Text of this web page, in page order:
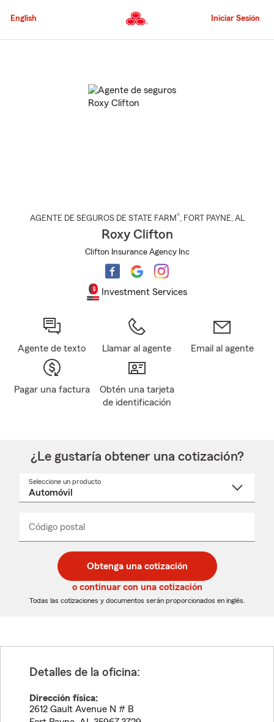
al
principal
English Iniciar Sesión
AGENTE DE SEGUROS DE STATE FARM®, FORT PAYNE, AL
Roxy Clifton
Clifton Insurance Agency Inc
Investment Services
Agente de texto Llamar al agente Email al agente
Pagar una factura
Obtén una tarjeta
de identificación
¿Le gustaría obtener una cotización?
Seleccione un producto
desplegable
Código postal
de
5
dígitos
de
5
dígitos
_____
Obtenga una cotización
o continuar con una cotización
Todas las cotizaciones y documentos serán proporcionados en inglés.
Detalles de la oficina:
Dirección física:
2612 Gault Avenue N # B